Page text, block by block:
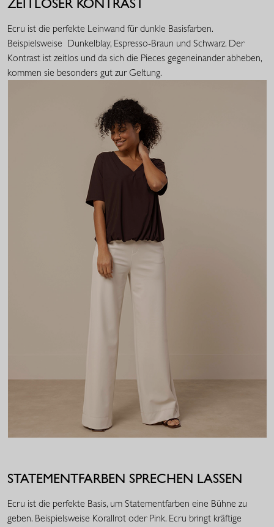
Ecru ist die perfekte Leinwand für dunkle Basisfarben.
Beispielsweise Dunkelblay, Espresso-Braun und Schwarz. Der
Kontrast ist zeitlos und da sich die Pieces gegeneinander abheben,
kommen sie besonders gut zur Geltung.
STATEMENTFARBEN SPRECHEN LASSEN
Ecru ist die perfekte Basis, um Statementfarben eine Bühne zu
geben. Beispielsweise Korallrot oder Pink. Ecru bringt kräftige